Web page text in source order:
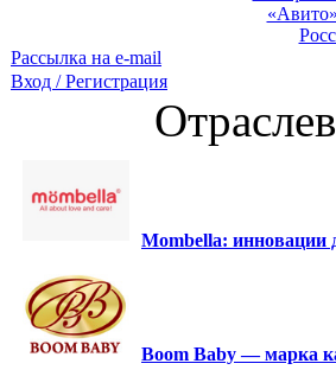
Рассылка на e-mail
Вход / Регистрация
Mombella: инновации
Boom Baby — марка